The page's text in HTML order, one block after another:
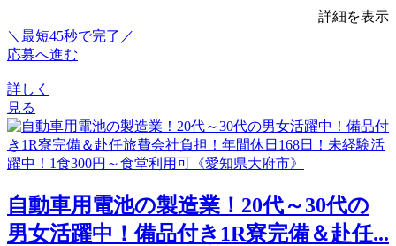
詳細を表示
＼最短45秒で完了／
応募へ進む
詳しく
見る
自動車用電池の製造業！20代～30代の
男女活躍中！備品付き1R寮完備＆赴任...